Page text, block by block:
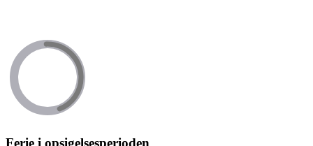
Ferie i opsigelsesperioden